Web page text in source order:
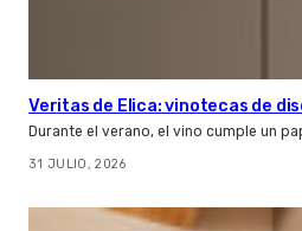
Veritas de Elica: vinotecas de
Durante el verano, el vino cumple un
31 JULIO, 2026